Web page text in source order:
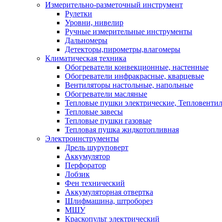
Измерительно-разметочный инструмент
Рулетки
Уровни, нивелир
Ручные измерительные инструменты
Дальномеры
Детекторы,пирометры,влагомеры
Климатическая техника
Обогреватели конвекционные, настенные
Обогреватели инфракрасные, кварцевые
Вентиляторы настольные, напольные
Обогреватели масляные
Тепловые пушки электрические,
Тепловые завесы
Тепловые пушки газовые
Тепловая пушка жидкотопливная
Электроинструменты
Дрель шуруповерт
Аккумулятор
Перфоратор
Лобзик
Фен технический
Аккумуляторная отвертка
Шлифмашина, штроборез
МШУ
Краскопульт электрический